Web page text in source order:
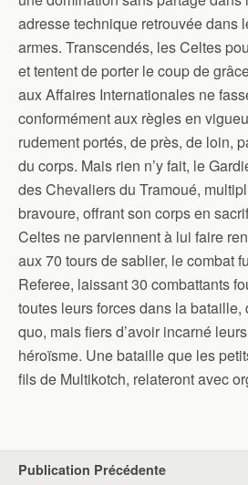
adresse technique retrouvée dans
armes. Transcendés, les Celtes
et tentent de porter le coup de
aux Affaires Internationales ne
conformément aux règles en
rudement portés, de près, de loin,
du corps. Mais rien n’y fait, le
des Chevaliers du Tramoué,
bravoure, offrant son corps en
Celtes ne parviennent à lui faire
aux 70 tours de sablier, le combat
Referee, laissant 30 combattants
toutes leurs forces dans la bataille,
quo, mais fiers d’avoir incarné
héroïsme. Une bataille que les
fils de Multikotch, relateront avec
Publication Précédente